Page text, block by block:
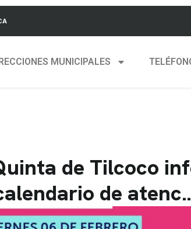
MUNICIPALES
de Tilcoco
de